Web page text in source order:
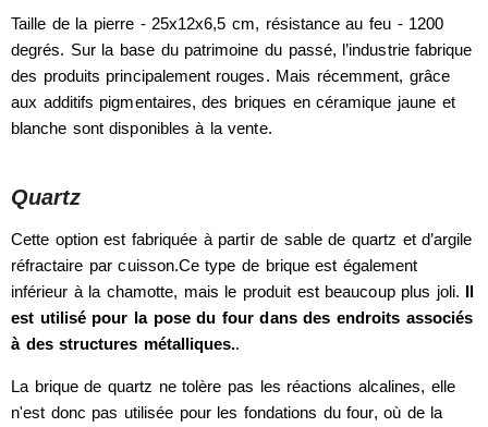
Taille de la pierre - 25x12x6,5 cm, résistance au feu - 1200
degrés. Sur la base du patrimoine du passé, l’industrie fabrique
des produits principalement rouges. Mais récemment, grâce
aux additifs pigmentaires, des briques en céramique jaune et
blanche sont disponibles à la vente.
Quartz
Cette option est fabriquée à partir de sable de quartz et d’argile
réfractaire par cuisson.Ce type de brique est également
inférieur à la chamotte, mais le produit est beaucoup plus joli. Il
est utilisé pour la pose du four dans des endroits associés
à des structures métalliques..
La brique de quartz ne tolère pas les réactions alcalines, elle
n'est donc pas utilisée pour les fondations du four, où de la